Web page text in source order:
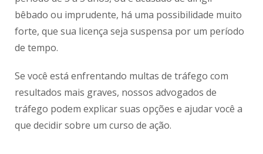
bêbado ou imprudente, há uma possibilidade muito
forte, que sua licença seja suspensa por um período
de tempo.
Se você está enfrentando multas de tráfego com
resultados mais graves, nossos advogados de
tráfego podem explicar suas opções e ajudar você a
que decidir sobre um curso de ação.